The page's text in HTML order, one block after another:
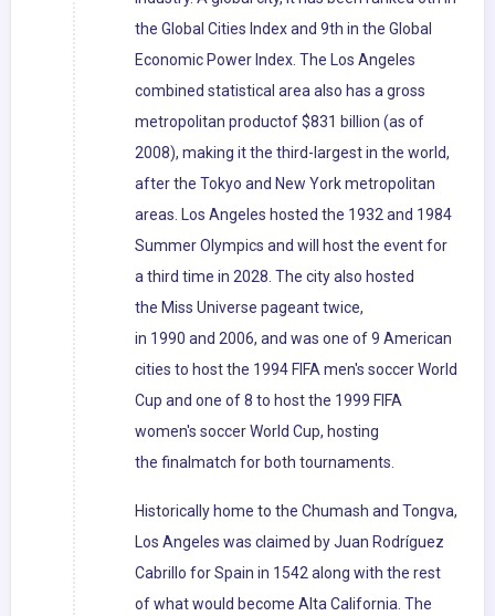
the Global Cities Index and 9th in the Global
Economic Power Index. The Los Angeles
combined statistical area also has a gross
metropolitan productof $831 billion (as of
2008), making it the third-largest in the world,
after the Tokyo and New York metropolitan
areas. Los Angeles hosted the 1932 and 1984
Summer Olympics and will host the event for
a third time in 2028. The city also hosted
the Miss Universe pageant twice,
in 1990 and 2006, and was one of 9 American
cities to host the 1994 FIFA men's soccer World
Cup and one of 8 to host the 1999 FIFA
women's soccer World Cup, hosting
the finalmatch for both tournaments.
Historically home to the Chumash and Tongva,
Los Angeles was claimed by Juan Rodríguez
Cabrillo for Spain in 1542 along with the rest
of what would become Alta California. The